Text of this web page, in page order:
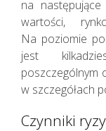
na następujące
wartości,
Na poziomie
jest
poszczególnym
w szczegółach
Czynniki